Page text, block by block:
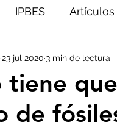
IPBES
Seguridad
- Bosq
tiene
de
23 jul 2020 3 min de lectura